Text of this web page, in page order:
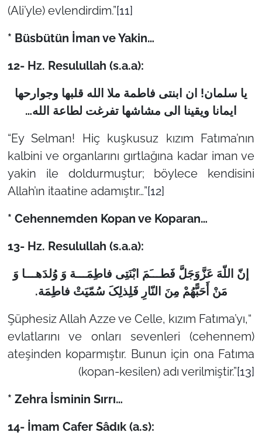
(Ali’yle) evlendirdim.”[11]
* Büsbütün İman ve Yakin…
12- Hz. Resulullah (s.a.a):
یا سلمان! ان ابنتی فاطمة ملا الله قلبها وجوارحها
ایمانا ویقینا الی مشاشها تفرغت لطاعة الله…
“Ey Selman! Hiç kuşkusuz kızım Fatıma’nın
kalbini ve organlarını gırtlağına kadar iman ve
yakin ile doldurmuştur; böylece kendisini
Allah’ın itaatine adamıştır…”[12]
* Cehennemden Kopan ve Koparan…
13- Hz. Resulullah (s.a.a):
إنّ اللّهَ عَزَّوَجَلَّ فَطـــَمَ ابْنَتِی فاطِمَـــة وَ وُلدَهـــا وَ
مَنْ أَحَبًّهُمْ مِنَ النّارِ فَلِذلِکَ سُمّیَتْ فاطِمَة.
“Şüphesiz Allah Azze ve Celle, kızım Fatıma’yı,
evlatlarını ve onları sevenleri (cehennem)
ateşinden koparmıştır. Bunun için ona Fatıma
(kopan-kesilen) adı verilmiştir.”[13]
* Zehra İsminin Sırrı…
14- İmam Cafer Sâdık (a.s):